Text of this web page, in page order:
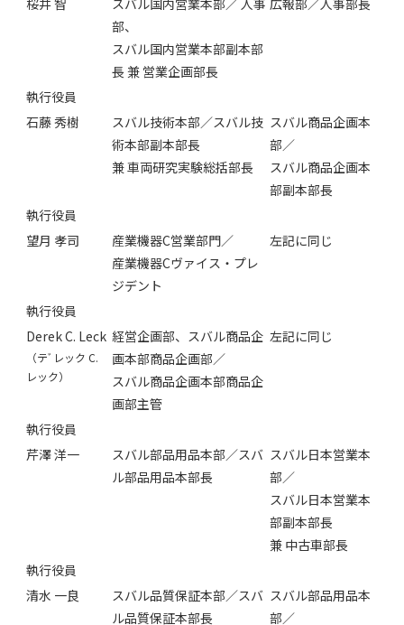
桜井 智
スバル国内営業本部／ 人事
部、
スバル国内営業本部副本部
長 兼 営業企画部長
広報部／人事部長
執行役員
石藤 秀樹
スバル技術本部／スバル技
術本部副本部長
兼 車両研究実験総括部長
スバル商品企画本
部／
スバル商品企画本
部副本部長
執行役員
望月 孝司
産業機器C営業部門／
産業機器Cヴァイス・プレ
ジデント
左記に同じ
執行役員
Derek C. Leck
（テﾞレック C.
レック）
経営企画部、スバル商品企
画本部商品企画部／
スバル商品企画本部商品企
画部主管
左記に同じ
執行役員
芹澤 洋一
スバル部品用品本部／スバ
ル部品用品本部長
スバル日本営業本
部／
スバル日本営業本
部副本部長
兼 中古車部長
執行役員
清水 一良
スバル品質保証本部／スバ
ル品質保証本部長
スバル部品用品本
部／